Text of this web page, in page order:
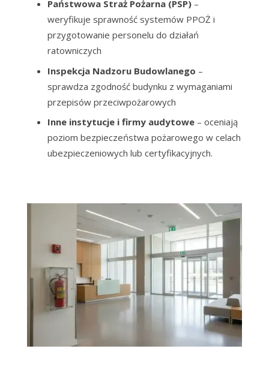
Państwowa Straż Pożarna (PSP) –
weryfikuje sprawność systemów PPOŻ i
przygotowanie personelu do działań
ratowniczych
Inspekcja Nadzoru Budowlanego –
sprawdza zgodność budynku z wymaganiami
przepisów przeciwpożarowych
Inne instytucje i firmy audytowe – oceniają
poziom bezpieczeństwa pożarowego w celach
ubezpieczeniowych lub certyfikacyjnych.